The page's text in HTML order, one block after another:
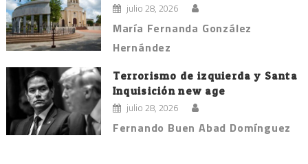
julio 28, 2026
María Fernanda González
Hernández
Terrorismo de izquierda y Santa
Inquisición new age
julio 28, 2026
Fernando Buen Abad Domínguez